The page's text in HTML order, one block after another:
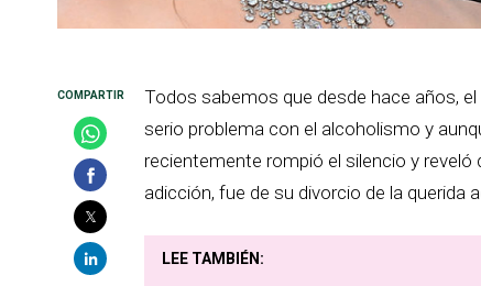
Todos sabemos que desde hace años,
serio problema con el alcoholismo y
recientemente rompió el silencio y reveló
adicción, fue de su divorcio de la querida
LEE TAMBIÉN: